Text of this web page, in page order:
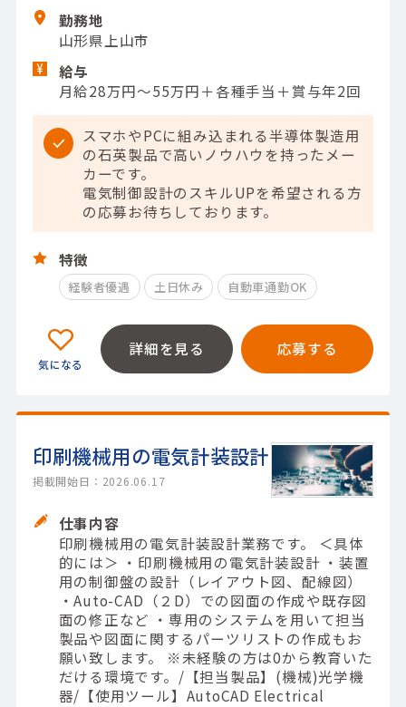
勤務地
山形県上山市
給与
月給28万円～55万円＋各種手当＋賞与年2回
スマホやPCに組み込まれる半導体製造用
の石英製品で高いノウハウを持ったメー
カーです。
電気制御設計のスキルUPを希望される方
の応募お待ちしております。
特徴
経験者優遇 土日休み 自動車通勤OK
詳細を見る 応募する
印刷機械用の電気計装設計
掲載開始日：2026.06.17
仕事内容
印刷機械用の電気計装設計業務です。 ＜具体
的には＞ ・印刷機械用の電気計装設計 ・装置
用の制御盤の設計（レイアウト図、配線図）
・Auto-CAD（２D）での図面の作成や既存図
面の修正など ・専用のシステムを用いて担当
製品や図面に関するパーツリストの作成もお
願い致します。 ※未経験の方は0から教育いた
だける環境です。/【担当製品】(機械)光学機
器/【使用ツール】AutoCAD Electrical